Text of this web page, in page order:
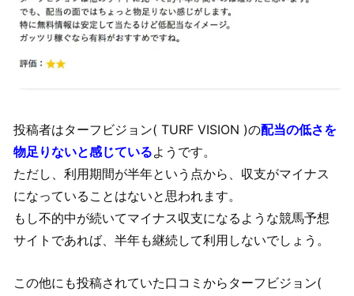
投稿者はターフビジョン( TURF VISION )の配当の低さを
物足りないと感じているようです。
ただし、利用期間が半年という点から、収支がマイナス
になっていることはないと思われます。
もし不的中が続いてマイナス収支になるような競馬予想
サイトであれば、半年も継続して利用しないでしょう。
この他にも投稿されていた口コミからターフビジョン(